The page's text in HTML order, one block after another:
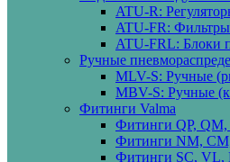
ATU-R:
ATU-FR:
ATU-FRL: Блоки
Ручные
MLV-S: Ручные
MBV-S: Ручные
Фитинги Valma
Фитинги QP,
Фитинги NM,
Фитинги SC, VL,